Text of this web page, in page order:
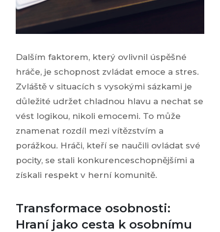
Dalším faktorem, který ovlivnil úspěšné
hráče, je schopnost zvládat emoce a stres.
Zvláště v situacích s vysokými sázkami je
důležité udržet chladnou hlavu a nechat se
vést logikou, nikoli emocemi. To může
znamenat rozdíl mezi vítězstvím a
porážkou. Hráči, kteří se naučili ovládat své
pocity, se stali konkurenceschopnějšími a
získali respekt v herní komunitě.
Transformace osobnosti:
Hraní jako cesta k osobnímu